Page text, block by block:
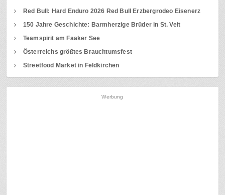
Red Bull: Hard Enduro 2026 Red Bull Erzbergrodeo Eisenerz
150 Jahre Geschichte: Barmherzige Brüder in St. Veit
Teamspirit am Faaker See
Österreichs größtes Brauchtumsfest
Streetfood Market in Feldkirchen
Werbung